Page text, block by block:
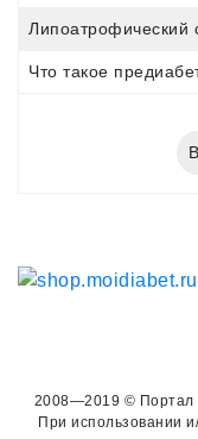
Липоатрофический
Что такое
2008—2019 ©
При использовании